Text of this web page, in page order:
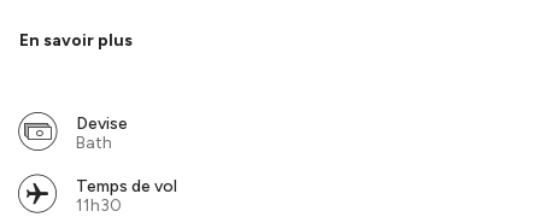
créent des circuits sur mesure, taillés selon vos envies. Que ce soit
magnifiques plages de Phuket, plongez dans la culture locale à
travers des rencontres authentiques avec les habitants, visitez
des temples emblématiques tels que le Wat Pho à Bangkok ou le
Wat Phra That Doi Suthep à Chiang Mai, et explorez les parcs
En savoir plus
Devise
Bath
Temps de vol
11h30